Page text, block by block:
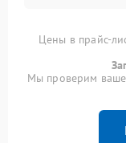
Цены в прайс-
Мы проверим ваше